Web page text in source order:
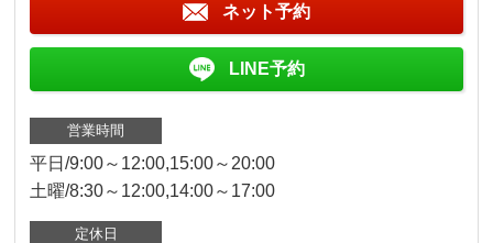
ネット予約
LINE予約
営業時間
平日/9:00～12:00,15:00～20:00
土曜/8:30～12:00,14:00～17:00
定休日